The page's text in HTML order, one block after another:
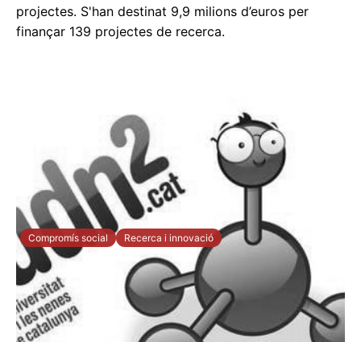
projectes. S'han destinat 9,9 milions d’euros per
finançar 139 projectes de recerca.
Compromís social Recerca i innovació